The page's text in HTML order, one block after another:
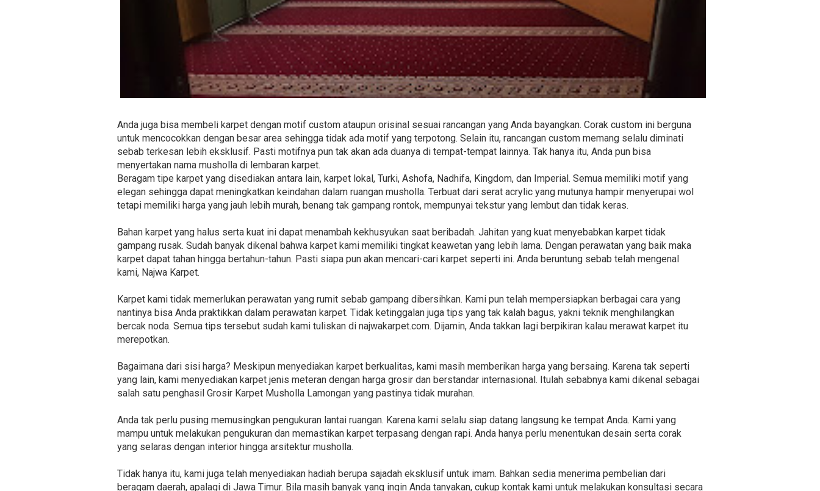
Anda juga bisa membeli karpet dengan motif custom ataupun orisinal sesuai rancangan yang Anda bayangkan. Corak custom ini berguna
untuk mencocokkan dengan besar area sehingga tidak ada motif yang terpotong. Selain itu, rancangan custom memang selalu diminati
sebab terkesan lebih eksklusif. Pasti motifnya pun tak akan ada duanya di tempat-tempat lainnya. Tak hanya itu, Anda pun bisa
menyertakan nama musholla di lembaran karpet.
Beragam tipe karpet yang disediakan antara lain, karpet lokal, Turki, Ashofa, Nadhifa, Kingdom, dan Imperial. Semua memiliki motif yang
elegan sehingga dapat meningkatkan keindahan dalam ruangan musholla. Terbuat dari serat acrylic yang mutunya hampir menyerupai wol
tetapi memiliki harga yang jauh lebih murah, benang tak gampang rontok, mempunyai tekstur yang lembut dan tidak keras.
Bahan karpet yang halus serta kuat ini dapat menambah kekhusyukan saat beribadah. Jahitan yang kuat menyebabkan karpet tidak
gampang rusak. Sudah banyak dikenal bahwa karpet kami memiliki tingkat keawetan yang lebih lama. Dengan perawatan yang baik maka
karpet dapat tahan hingga bertahun-tahun. Pasti siapa pun akan mencari-cari karpet seperti ini. Anda beruntung sebab telah mengenal
kami, Najwa Karpet.
Karpet kami tidak memerlukan perawatan yang rumit sebab gampang dibersihkan. Kami pun telah mempersiapkan berbagai cara yang
nantinya bisa Anda praktikkan dalam perawatan karpet. Tidak ketinggalan juga tips yang tak kalah bagus, yakni teknik menghilangkan
bercak noda. Semua tips tersebut sudah kami tuliskan di najwakarpet.com. Dijamin, Anda takkan lagi berpikiran kalau merawat karpet itu
merepotkan.
Bagaimana dari sisi harga? Meskipun menyediakan karpet berkualitas, kami masih memberikan harga yang bersaing. Karena tak seperti
yang lain, kami menyediakan karpet jenis meteran dengan harga grosir dan berstandar internasional. Itulah sebabnya kami dikenal sebagai
salah satu penghasil Grosir Karpet Musholla Lamongan yang pastinya tidak murahan.
Anda tak perlu pusing memusingkan pengukuran lantai ruangan. Karena kami selalu siap datang langsung ke tempat Anda. Kami yang
mampu untuk melakukan pengukuran dan memastikan karpet terpasang dengan rapi. Anda hanya perlu menentukan desain serta corak
yang selaras dengan interior hingga arsitektur musholla.
Tidak hanya itu, kami juga telah menyediakan hadiah berupa sajadah eksklusif untuk imam. Bahkan sedia menerima pembelian dari
beragam daerah, apalagi di Jawa Timur. Bila masih banyak yang ingin Anda tanyakan, cukup kontak kami untuk melakukan konsultasi secara